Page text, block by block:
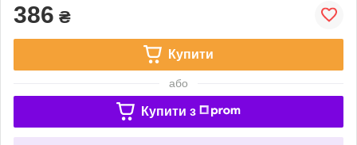
386 ₴
Купити
або
Купити з